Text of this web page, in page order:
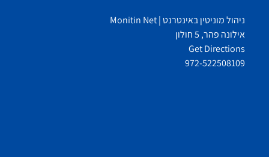
ניהול מוניטין באינטרנט | Monitin Net
אילונה פהר, 5 חולון
Get Directions
972-522508109